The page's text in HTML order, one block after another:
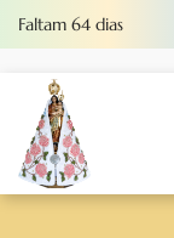
Faltam 64 dias